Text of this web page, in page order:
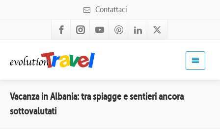
Contattaci
Vacanza in Albania: tra spiagge e sentieri ancora
sottovalutati